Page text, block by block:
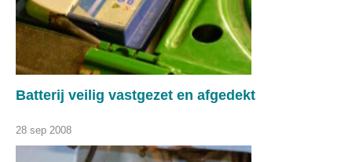
Batterij veilig vastgezet en afgedekt
28 sep 2008